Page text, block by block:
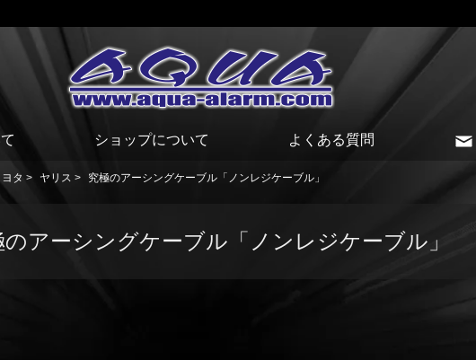
ショップについて よくある質問
タ > ヤリス > 究極のアーシングケーブル「ノンレジケーブル」
のアーシングケーブル「ノンレジケーブル」